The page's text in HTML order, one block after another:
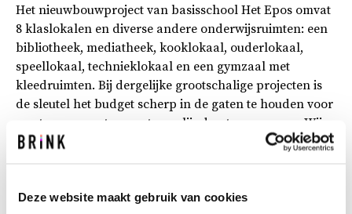
Deze website maakt gebruik van cookies
Het nieuwbouwproject van basisschool Het Epos omvat
8 klaslokalen en diverse andere onderwijsruimten: een
bibliotheek, mediatheek, kooklokaal, ouderlokaal,
speellokaal, technieklokaal en een gymzaal met
kleedruimten. Bij dergelijke grootschalige projecten is
de sleutel het budget scherp in de gaten te houden voor
een transparant en gestroomlijnd ontwerpproces. Wij
hebben in elke fase gedetailleerde begrotingen
eindgebruiker te negeren.